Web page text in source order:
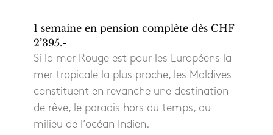
1 semaine en pension complète dès CHF
2’395.-
Si la mer Rouge est pour les Européens la
mer tropicale la plus proche, les Maldives
constituent en revanche une destination
de rêve, le paradis hors du temps, au
milieu de l’océan Indien.